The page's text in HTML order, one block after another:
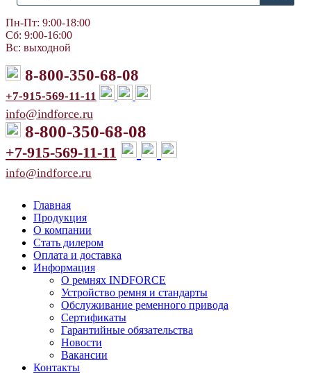
Пн-Пт: 9:00-18:00
Сб: 9:00-16:00
Вс: выходной
8-800-350-68-08
+7-915-569-11-11
info@indforce.ru
8-800-350-68-08
+7-915-569-11-11
info@indforce.ru
Главная
Продукция
О компании
Стать дилером
Оплата и доставка
Информация
О ремнях INDFORCE
Устройство ремня и стандарты
Обслуживание ременного привода
Сертификаты
Гарантийные обязательства
Новости
Вакансии
Контакты